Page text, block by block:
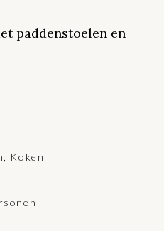
paddenstoelen en
, Koken